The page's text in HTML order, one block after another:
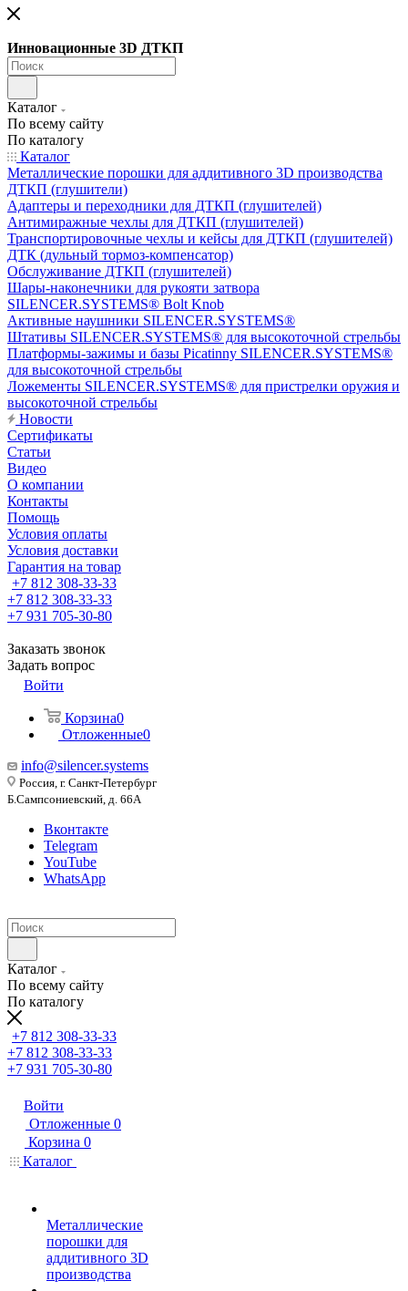
Инновационные 3D ДТКП
Каталог
По всему сайту
По каталогу
Каталог
Металлические порошки для аддитивного 3D производства
ДТКП (глушители)
Адаптеры и переходники для ДТКП (глушителей)
Антимиражные чехлы для ДТКП (глушителей)
Транспортировочные чехлы и кейсы для ДТКП (глушителей)
ДТК (дульный тормоз-компенсатор)
Обслуживание ДТКП (глушителей)
Шары-наконечники для рукояти затвора
SILENCER.SYSTEMS® Bolt Knob
Активные наушники SILENCER.SYSTEMS®
Штативы SILENCER.SYSTEMS® для высокоточной стрельбы
Платформы-зажимы и базы Picatinny SILENCER.SYSTEMS®
для высокоточной стрельбы
Ложементы SILENCER.SYSTEMS® для пристрелки оружия и
высокоточной стрельбы
Новости
Сертификаты
Статьи
Видео
О компании
Контакты
Помощь
Условия оплаты
Условия доставки
Гарантия на товар
+7 812 308-33-33
+7 812 308-33-33
+7 931 705-30-80
Заказать звонок
Задать вопрос
Войти
Корзина0
Отложенные0
info@silencer.systems
Россия, г. Санкт-Петербург
Б.Сампсониевский, д. 66А
Вконтакте
Telegram
YouTube
WhatsApp
Каталог
По всему сайту
По каталогу
+7 812 308-33-33
+7 812 308-33-33
+7 931 705-30-80
Войти
Отложенные 0
Корзина 0
Каталог
Металлические
порошки для
аддитивного 3D
производства